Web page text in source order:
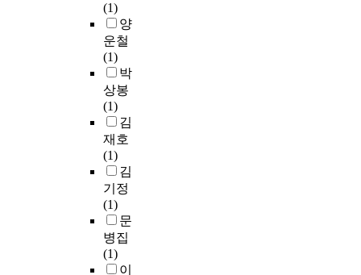
(1)
양
운철
(1)
박
상봉
(1)
김
재호
(1)
김
기정
(1)
문
병집
(1)
이